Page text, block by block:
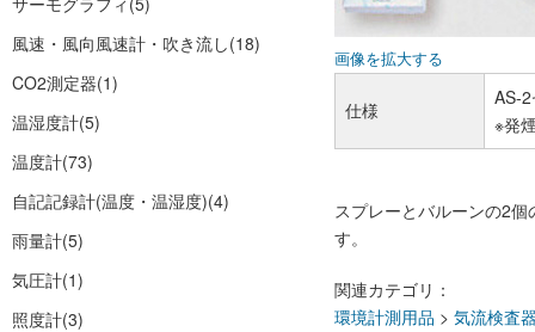
風速・風向風速計・吹き流し(18)
CO2測定器(1)
温湿度計(5)
温度計(73)
自記記録計(温度・温湿度)(4)
雨量計(5)
気圧計(1)
照度計(3)
画像を拡大する
仕様
AS-
※発
スプレーとバルーンの2
す。
関連カテゴリ：
環境計測用品 > 気流検査